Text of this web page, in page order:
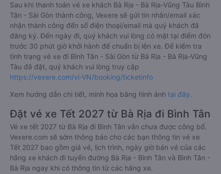
Sau khi thanh toán vé xe khách Bà Rịa - Bà Rịa-Vũng Tàu Bình
Tân - Sài Gòn thành công, Vexere sẽ gửi tin nhắn/email xác
nhận thành công đến số điện thoại/email mà quý khách đã
đăng ký. Đến ngày đi, quý khách vui lòng có mặt tại điểm đón
trước 30 phút giờ khởi hành để chuẩn bị lên xe. Để kiểm tra
tình trạng vé xe đi Bình Tân - Sài Gòn từ Bà Rịa - Bà Rịa-Vũng
Tàu đã đặt, quý khách vui lòng truy cập
https://vexere.com/vi-VN/booking/ticketinfo
Xem hướng dẫn chi tiết, minh họa bằng hình ảnh tại đây.
Đặt vé xe Tết 2027 từ Bà Rịa đi Bình Tân
Vé xe tết 2027 từ Bà Rịa đi Bình Tân vẫn chưa được công bố.
Vexere.com sẽ sớm thông báo cho các bạn thông tin vé xe
Tết 2027 bao gồm giá vé, lịch trình, ngày giờ bán vé của các
hãng xe khách đi tuyến đường Bà Rịa - Bình Tân và Bình Tân -
Bà Rịa ngay khi có thông tin từ các hãng xe.